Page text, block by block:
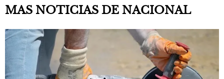
MAS NOTICIAS DE NACIONAL